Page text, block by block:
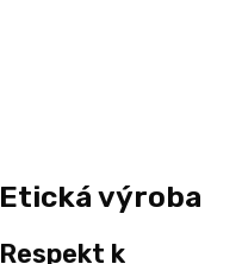
Etická výroba
Respekt k